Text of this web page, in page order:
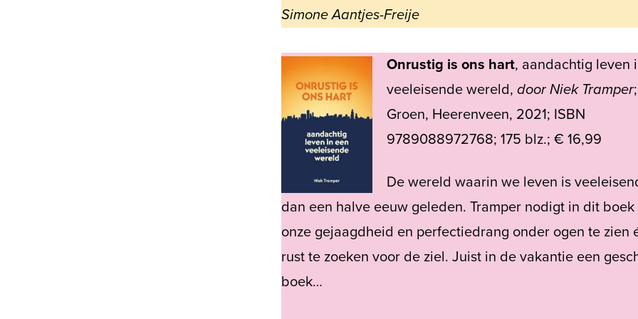
Simone Aantjes-Freije
Onrustig is ons hart, aandachtig leven
veeleisende wereld, door Niek Tramper
Groen, Heerenveen, 2021; ISBN
9789088972768; 175 blz.; € 16,99
De wereld waarin we leven is
dan een halve eeuw geleden. Tramper nodigt in dit boek
onze gejaagdheid en perfectiedrang onder ogen te zien
rust te zoeken voor de ziel. Juist in de vakantie een
boek…